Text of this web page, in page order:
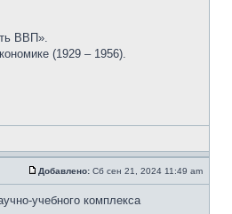
ВВП».
(1929 – 1956).
Добавлено: Сб сен 21, 2024 11:49 am
учебного комплекса